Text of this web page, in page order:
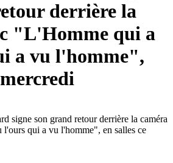
derrière la
"L'Homme qui a
a vu l'homme",